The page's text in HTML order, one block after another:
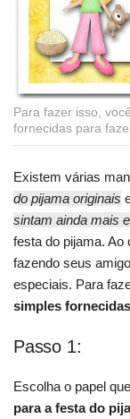
Para fazer isso,
fornecidas para
Existem várias
do pijama originais
sintam ainda mais
festa do pijama.
fazendo seus
especiais. Para
simples fornecidas
Passo 1:
Escolha o papel
para a festa do